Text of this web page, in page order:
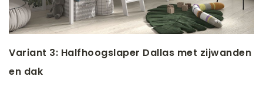
Variant 3: Halfhoogslaper Dallas met zijwanden
en dak